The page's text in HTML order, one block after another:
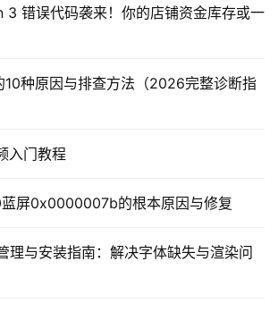
3 错误代码袭来！你的店铺资金库存或一
10种原因与排查方法（2026完整诊断指
入门教程
屏0x0000007b的根本原因与修复
理与安装指南：解决字体缺失与渲染问